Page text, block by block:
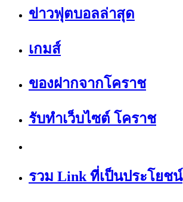
ข่าวฟุตบอลล่าสุด
เกมส์
ของฝากจากโคราช
รับทำเว็บไซต์ โคราช
รวม Link ที่เป็นประโยชน์